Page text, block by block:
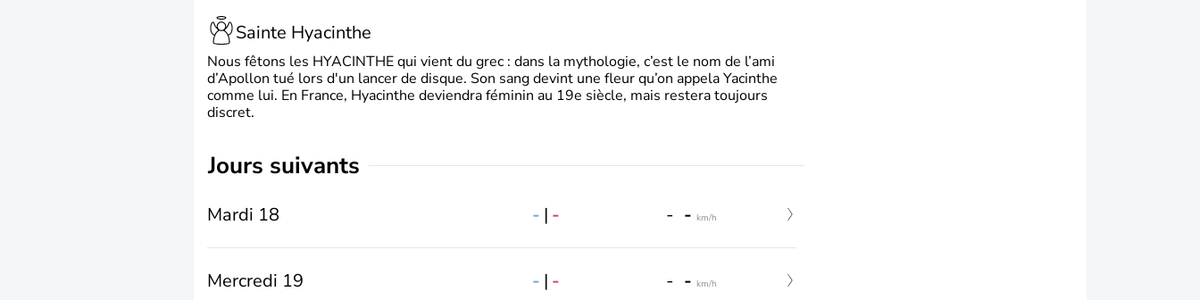
Sainte Hyacinthe
Nous fêtons les HYACINTHE qui vient du grec : dans la mythologie, c’est le nom de l’ami
d’Apollon tué lors d'un lancer de disque. Son sang devint une fleur qu’on appela Yacinthe
comme lui. En France, Hyacinthe deviendra féminin au 19e siècle, mais restera toujours
discret.
jours suivants
Mardi 18 - | - - - km/h
Mercredi 19 - | - - - km/h